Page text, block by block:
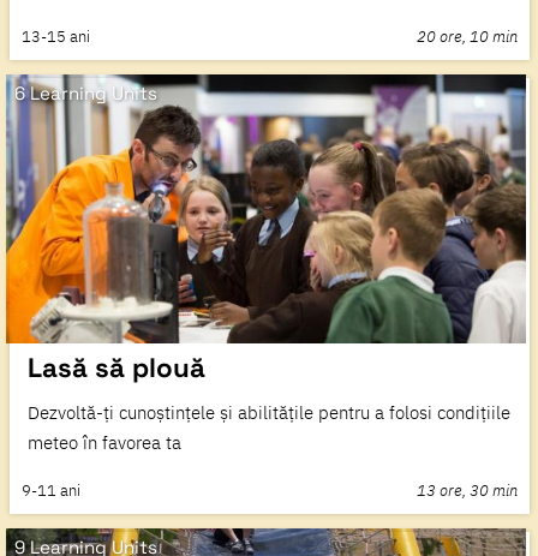
13-15 ani 20 ore, 10 min
6 Learning Units
Lasă să plouă
Dezvoltă-ți cunoștințele și abilitățile pentru a folosi condițiile
meteo în favorea ta
9-11ani 13 ore, 30 min
9 Learning Units